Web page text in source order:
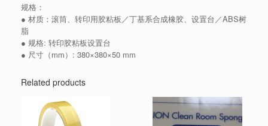
规格：
● 材质：滚筒、转印用胶粘板／丁基系合成橡胶、设置台／ABS树
脂
● 规格: 转印胶粘板设置台
● 尺寸（mm）: 380×380×50 mm
Related products